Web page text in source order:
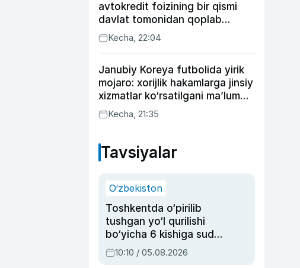
avtokredit foizining bir qismi
davlat tomonidan qoplab
berilishi mumkin
Kecha, 22:04
Janubiy Koreya futbolida yirik
mojaro: xorijlik hakamlarga jinsiy
xizmatlar ko‘rsatilgani ma’lum
qilindi
Kecha, 21:35
Tavsiyalar
O‘zbekiston
Toshkentda o‘pirilib
tushgan yo‘l qurilishi
bo‘yicha 6 kishiga sud
hukmi o‘qildi
10:10 / 05.08.2026